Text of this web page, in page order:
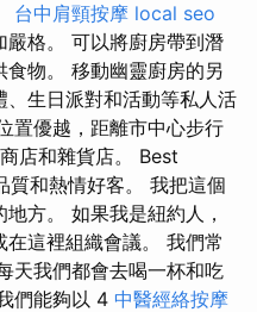
台中肩頸按摩 local seo
格。 可以將廚房帶到潛
物。 移動幽靈廚房的另
生日派對和活動等私人活
置優越，距離市中心步行
店和雜貨店。 Best
質和熱情好客。 我把這個
方。 如果我是紐約人，
這裡組織會議。 我們常
天我們都會去喝一杯和吃
們能夠以 4 中醫經絡按摩